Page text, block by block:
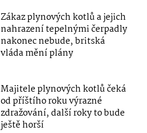
Zákaz plynových kotlů a jejich
nahrazení tepelnými čerpadly
nakonec nebude, britská
vláda mění plány
Majitele plynových kotlů čeká
od příštího roku výrazné
zdražování, další roky to bude
ještě horší